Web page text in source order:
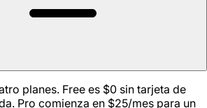
planes. Free es $0 sin tarjeta de
Pro comienza en $25/mes para un